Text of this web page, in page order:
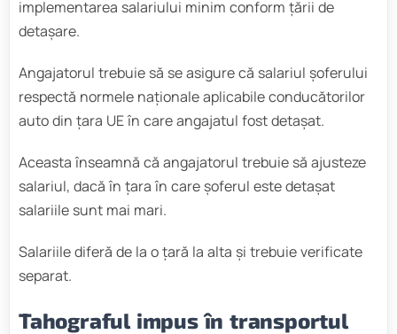
implementarea salariului minim conform țării de
detașare.
Angajatorul trebuie să se asigure că salariul șoferului
respectă normele naționale aplicabile conducătorilor
auto din țara UE în care angajatul fost detașat.
Aceasta înseamnă că angajatorul trebuie să ajusteze
salariul, dacă în țara în care șoferul este detașat
salariile sunt mai mari.
Salariile diferă de la o țară la alta și trebuie verificate
separat.
Tahograful impus în transportul